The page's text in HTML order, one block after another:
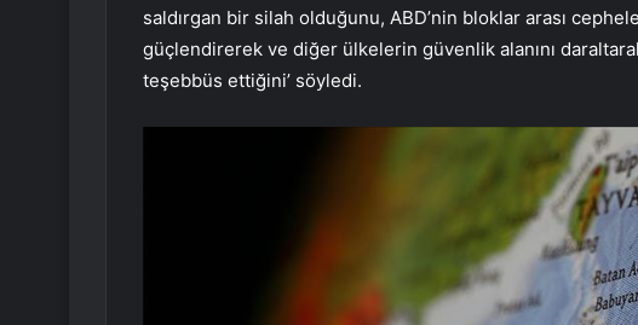
saldırgan bir silah olduğunu, ABD’nin bloklar arası
güçlendirerek ve diğer ülkelerin güvenlik alanını
teşebbüs ettiğini’ söyledi.